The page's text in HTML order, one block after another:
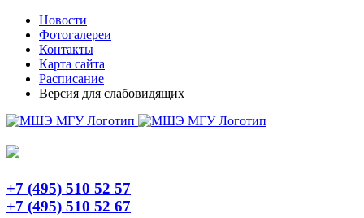
Skip
content
TelegramНовости
Фотогалереи
Контакты
Карта сайта
Расписание
Версия для слабовидящих
+7 (495) 510 52 57
+7 (495) 510 52 67